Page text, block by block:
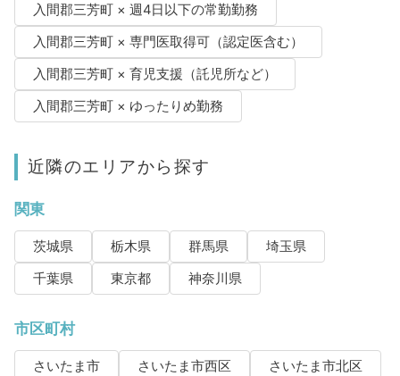
入間郡三芳町 × 週4日以下の常勤勤務
入間郡三芳町 × 専門医取得可（認定医含む）
入間郡三芳町 × 育児支援（託児所など）
入間郡三芳町 × ゆったりめ勤務
近隣のエリアから探す
関東
茨城県 栃木県 群馬県
埼玉県
千葉県
東京都 神奈川県
市区町村
さいたま市 さいたま市西区
さいたま市北区